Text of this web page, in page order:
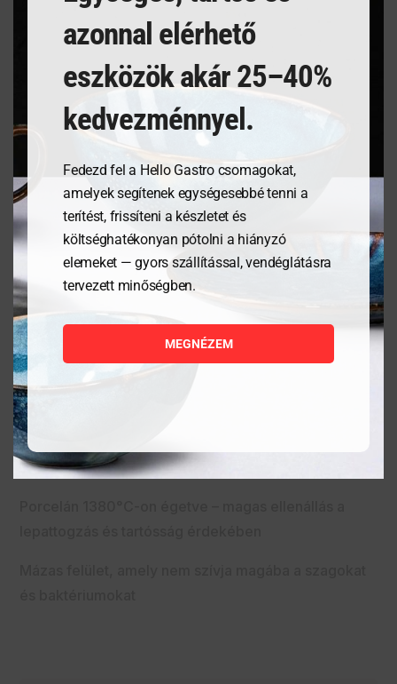
professzionális gasztronómiára is készült, tartós és
ellenáll a lepattogzásnak.
A formák, textúrák és színek sokfélesége tökéletes
kedvelőinek.
A Verlo porcelán garantálja a kiváló minőséget,
magas ellenállást a lepattogzással szemben, és
tartósságot a használat során.
A bemutatott képek csak példák, az egyes darabok
színe eltérhet, ami egyedi jelleget ad a kollekciónak.
TERMÉKJELLEMZŐK
Kiváló minőségű porcelán – ajánlott professzionális
gasztronómiához is
Kézi kidolgozás – az egyes darabok színben és
felületben eltérhetnek
Minimalista dizájn
azonnal elérhető
eszközök akár 25–40%
kedvezménnyel.
Fedezd fel a Hello Gastro csomagokat,
amelyek segítenek egységesebbé tenni a
terítést, frissíteni a készletet és
költséghatékonyan pótolni a hiányzó
elemeket — gyors szállítással, vendéglátásra
tervezett minőségben.
MEGNÉZEM